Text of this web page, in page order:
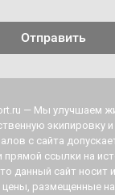
— Мы улучшаем
экипировку
с сайта
прямой ссылки на
данный сайт носит
размещенные